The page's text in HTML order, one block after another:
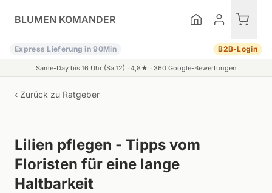
BLUMEN KOMANDER
Express Lieferung in 90Min B2B-Login
Same-Day bis 16 Uhr (Sa 12) · 4,8★ · 360Google-Bewertungen
‹ Zurück zu Ratgeber
Lilien pflegen - Tipps vom
Floristen für eine lange
Haltbarkeit